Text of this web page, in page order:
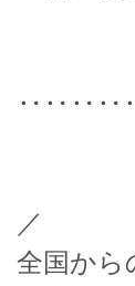
／
全国から